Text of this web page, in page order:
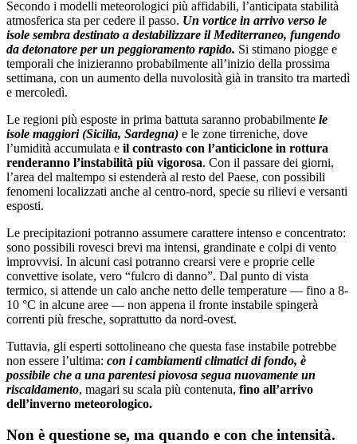
Secondo i modelli meteorologici più affidabili, l’anticipata stabilità
atmosferica sta per cedere il passo. Un vortice in arrivo verso le
isole sembra destinato a destabilizzare il Mediterraneo, fungendo
da detonatore per un peggioramento rapido. Si stimano piogge e
temporali che inizieranno probabilmente all’inizio della prossima
settimana, con un aumento della nuvolosità già in transito tra martedì
e mercoledì.
Le regioni più esposte in prima battuta saranno probabilmente le
isole maggiori (Sicilia, Sardegna) e le zone tirreniche, dove
l’umidità accumulata e il contrasto con l’anticiclone in rottura
renderanno l’instabilità più vigorosa. Con il passare dei giorni,
l’area del maltempo si estenderà al resto del Paese, con possibili
fenomeni localizzati anche al centro-nord, specie su rilievi e versanti
esposti.
Le precipitazioni potranno assumere carattere intenso e concentrato:
sono possibili rovesci brevi ma intensi, grandinate e colpi di vento
improvvisi. In alcuni casi potranno crearsi vere e proprie celle
convettive isolate, vero “fulcro di danno”. Dal punto di vista
termico, si attende un calo anche netto delle temperature — fino a 8-
10 °C in alcune aree — non appena il fronte instabile spingerà
correnti più fresche, soprattutto da nord-ovest.
Tuttavia, gli esperti sottolineano che questa fase instabile potrebbe
non essere l’ultima: con i cambiamenti climatici di fondo, è
possibile che a una parentesi piovosa segua nuovamente un
riscaldamento, magari su scala più contenuta, fino all’arrivo
dell’inverno meteorologico.
Non è questione se, ma quando e con che intensità.